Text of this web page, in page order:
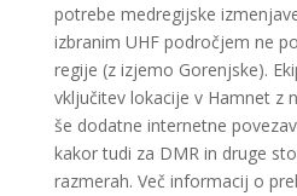
potrebe medregijske
izbranim UHF področjem ne
regije (z izjemo Gorenjske).
vključitev lokacije v Hamnet z
še dodatne internetne
kakor tudi za DMR in druge
razmerah. Več informacij o